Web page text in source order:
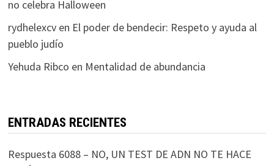
no celebra Halloween
rydhelexcven El poder de bendecir: Respeto y ayuda al
pueblo judío
Yehuda Ribco en Mentalidad de abundancia
ENTRADAS RECIENTES
Respuesta 6088 – NO, UN TEST DE ADN NO TE HACE